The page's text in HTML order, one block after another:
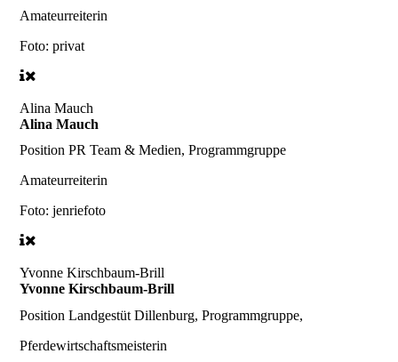
Amateurreiterin
Foto: privat
Alina Mauch
Alina Mauch
PositionPR Team & Medien, Programmgruppe
Amateurreiterin
Foto: jenriefoto
Yvonne Kirschbaum-Brill
Yvonne Kirschbaum-Brill
PositionLandgestüt Dillenburg, Programmgruppe,
Pferdewirtschaftsmeisterin